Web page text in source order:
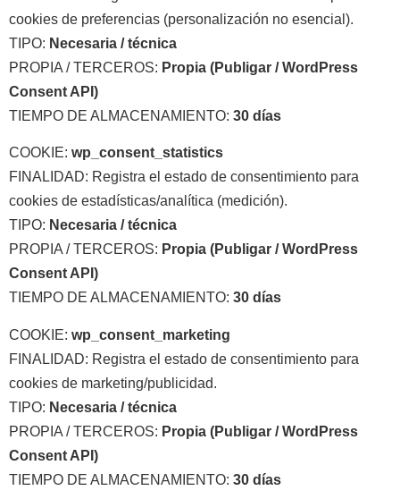
cookies de preferencias (personalización no esencial).
TIPO: Necesaria / técnica
PROPIA / TERCEROS: Propia (Publigar / WordPress
Consent API)
TIEMPO DE ALMACENAMIENTO: 30 días
COOKIE: wp_consent_statistics
FINALIDAD: Registra el estado de consentimiento para
cookies de estadísticas/analítica (medición).
TIPO: Necesaria / técnica
PROPIA / TERCEROS: Propia (Publigar / WordPress
Consent API)
TIEMPO DE ALMACENAMIENTO: 30 días
COOKIE: wp_consent_marketing
FINALIDAD: Registra el estado de consentimiento para
cookies de marketing/publicidad.
TIPO: Necesaria / técnica
PROPIA / TERCEROS: Propia (Publigar / WordPress
Consent API)
TIEMPO DE ALMACENAMIENTO: 30 días